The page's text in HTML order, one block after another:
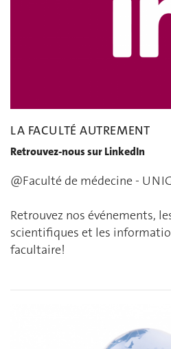
LA FACULTÉ AUTREMENT
Retrouvez-nous sur LinkedIn
@Faculté de médecine -
Retrouvez nos événements,
scientifiques et les
facultaire!